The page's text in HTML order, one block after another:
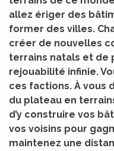
allez ériger des
former des villes.
créer de nouvelles
terrains natals et de
rejouabilité infinie.
ces factions. À vous
du plateau en
d’y construire vos
vos voisins pour
maintenez une